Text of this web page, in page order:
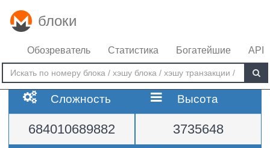
блоки
Обозреватель Статистика Богатейшие API
Сложность
684010689882
Высота
3735648